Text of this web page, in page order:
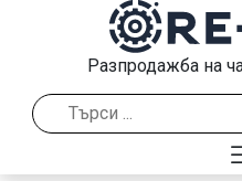
Разпродажба на